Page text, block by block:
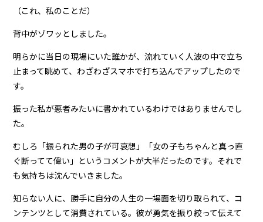
（これ、私のことだ）
背中がゾワッとしました。
明らかに当日の現場にいた誰かが、流れていく人波の中で立ち
止まって眺めて、わざわざスマホで打ち込んでアップしたので
す。
振った私が悪者みたいに書かれているわけではありませんでし
た。
むしろ「振られた男の子が可哀想」「女の子もちゃんと真っ直
ぐ断ってて偉い」というコメントが大半だったのです。それで
も気持ちは沈んでいきました。
知らない人に、勝手に自分の人生の一場面を切り取られて、コ
ンテンツとして消費されている。彼が勇気を振り絞って伝えて